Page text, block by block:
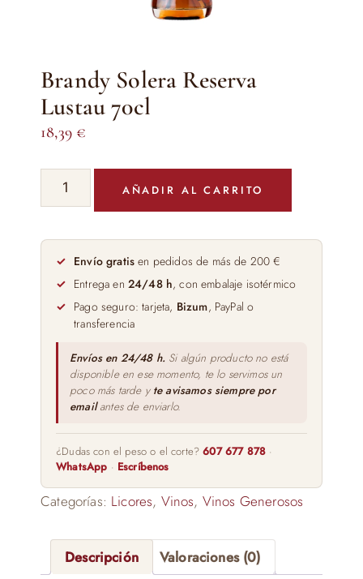
Brandy Solera Reserva
Lustau 70cl
18,39 €
Brandy
Solera
Lustau
70cl
cantidad
AÑADIR AL CARRITO
Envío gratis en pedidos de más de 200 €
Entrega en 24/48 h, con embalaje isotérmico
Pago seguro: tarjeta, Bizum, PayPal o
transferencia
Envíos en 24/48 h. Si algún producto no está
disponible en ese momento, te lo servimos un
poco más tarde y te avisamos siempre por
emailantes de enviarlo.
¿Dudas con el peso o el corte?607 677 878 ·
WhatsApp · Escríbenos
Categorías: Licores, Vinos, Vinos Generosos
Descripción Valoraciones (0)